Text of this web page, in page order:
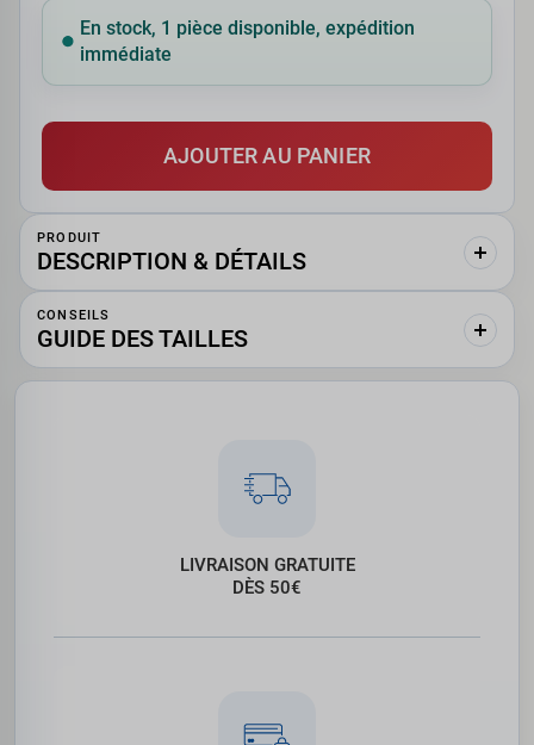
En stock, 1 pièce disponible, expédition
immédiate
AJOUTER AU PANIER
PRODUIT
DESCRIPTION & DÉTAILS
CONSEILS
GUIDE DES TAILLES
LIVRAISON GRATUITE
DÈS 50€